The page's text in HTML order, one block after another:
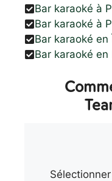
Bar karaoké à
Bar karaoké à
Bar karaoké
Bar karaoké en